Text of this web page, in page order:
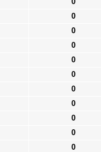
0
0
0
0
0
0
0
0
0
0